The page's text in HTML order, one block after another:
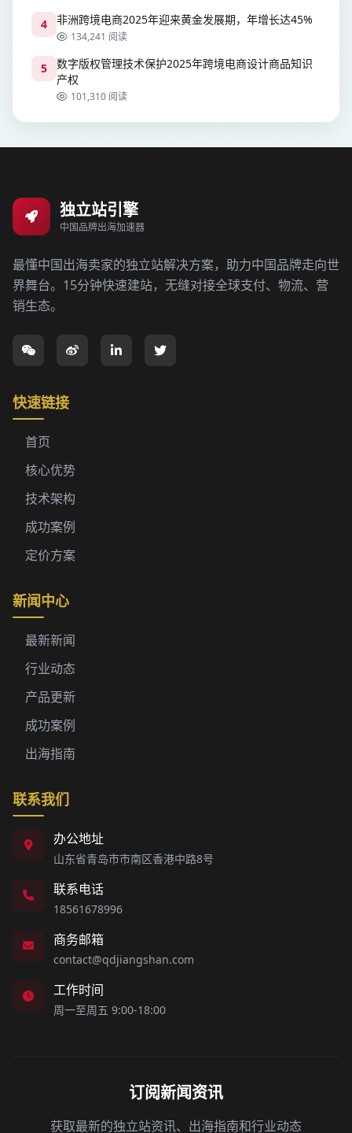
4 非洲跨境电商2025年迎来黄金发展期，年增长达45%
134,241 阅读
5
数字版权管理技术保护2025年跨境电商设计商品知识
产权
101,310 阅读
独立站引擎
中国品牌出海加速器
最懂中国出海卖家的独立站解决方案，助力中国品牌走向世
界舞台。15分钟快速建站，无缝对接全球支付、物流、营
销生态。
快速链接
首页
核心优势
技术架构
成功案例
定价方案
新闻中心
最新新闻
行业动态
产品更新
成功案例
出海指南
联系我们
办公地址
山东省青岛市市南区香港中路8号
联系电话
18561678996
商务邮箱
contact@qdjiangshan.com
工作时间
周一至周五 9:00-18:00
订阅新闻资讯
获取最新的独立站资讯、出海指南和行业动态